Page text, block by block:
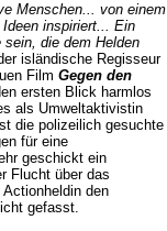
Menschen... von einem
inspiriert... Ein
die dem Helden
isländische Regisseur
Film Gegen den
ersten Blick harmlos
als Umweltaktivistin
die polizeilich gesuchte
für eine
geschickt ein
Flucht über das
den
gefasst.